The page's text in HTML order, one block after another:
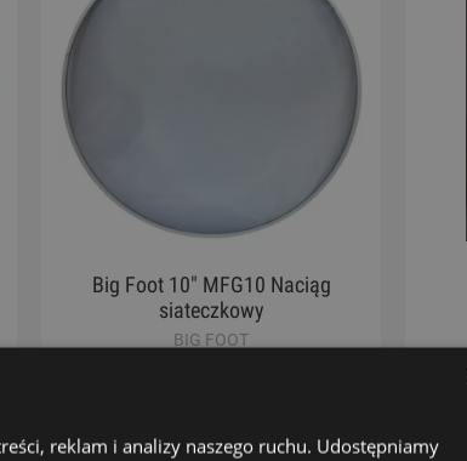
Big Foot 10" MFG10 Naciąg
siateczkowy
BIG FOOT
reklam i analizy naszego ruchu. Udostępniamy